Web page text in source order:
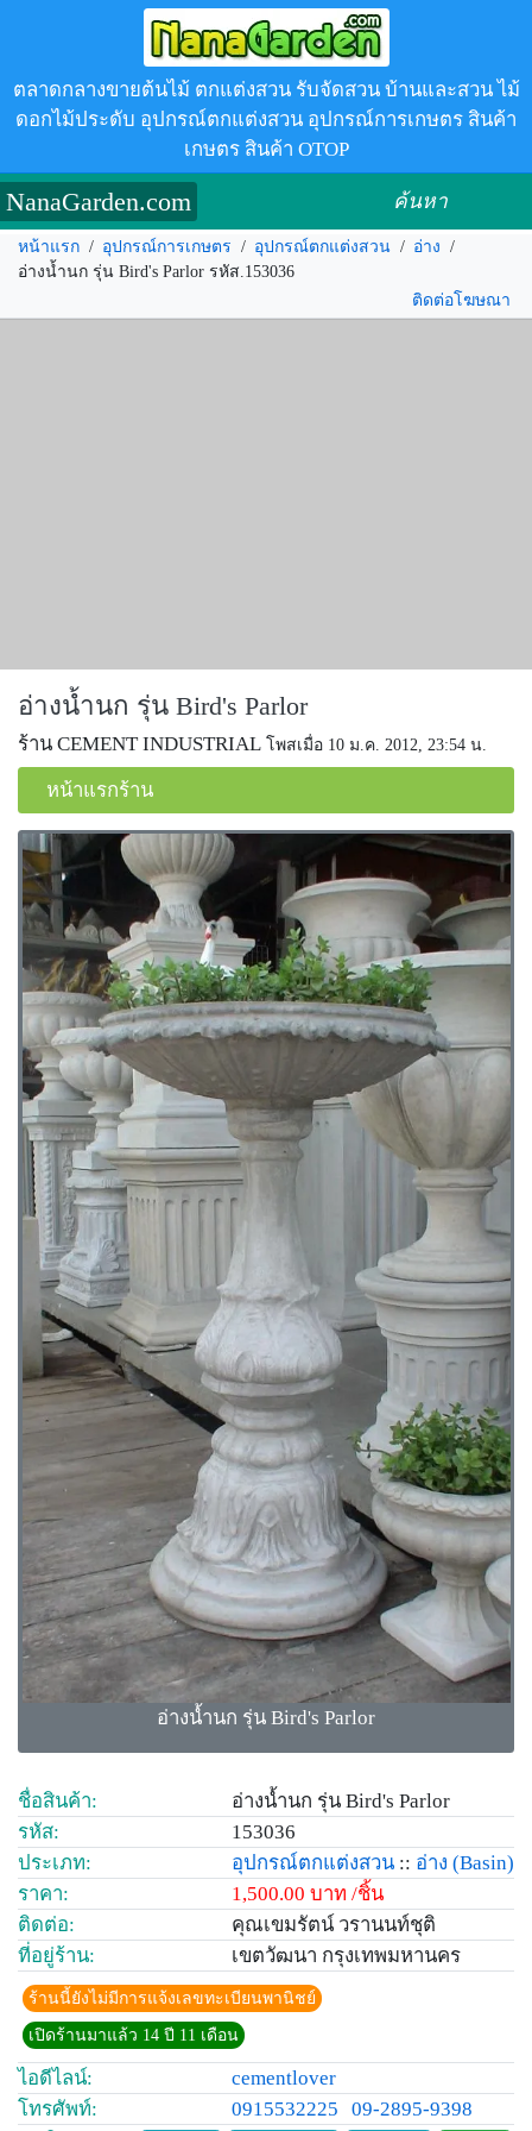
ตลาดกลางขายต้นไม้ ตกแต่งสวน รับจัดสวน บ้านและสวน ไม้
ดอกไม้ประดับ อุปกรณ์ตกแต่งสวน อุปกรณ์การเกษตร สินค้า
เกษตร สินค้า OTOP
NanaGarden.com ค้นหา
หน้าแรก / อุปกรณ์การเกษตร / อุปกรณ์ตกแต่งสวน / อ่าง /
อ่างน้ำนก รุ่น Bird's Parlor รหัส.153036
ติดต่อโฆษณา
อ่างน้ำนก รุ่น Bird's Parlor
ร้าน CEMENT INDUSTRIAL โพสเมื่อ 10 ม.ค. 2012, 23:54 น.
หน้าแรกร้าน
อ่างน้ำนก รุ่น Bird's Parlor
ชื่อสินค้า:
อ่างน้ำนก รุ่น Bird's Parlor
รหัส:
153036
ประเภท:
อุปกรณ์ตกแต่งสวน :: อ่าง (Basin)
ราคา:
1,500.00 บาท /ชิ้น
ติดต่อ:
คุณเขมรัตน์ วรานนท์ชุติ
ที่อยู่ร้าน:
เขตวัฒนา กรุงเทพมหานคร
ร้านนี้ยังไม่มีการแจ้งเลขทะเบียนพานิชย์
เปิดร้านมาแล้ว 14 ปี 11 เดือน
ไอดีไลน์:
cementlover
โทรศัพท์:
0915532225
09-2895-9398